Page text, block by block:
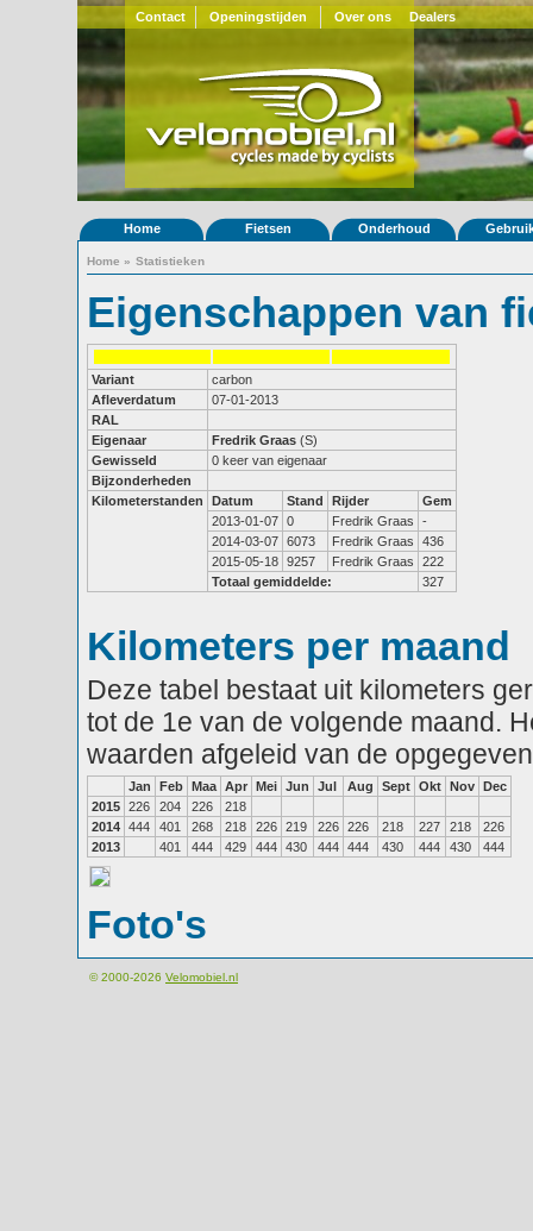
Contact Openingstijden Over ons Dealers
Home Fietsen Onderhoud
Home » Statistieken
Eigenschappen van
Variant
carbon
Afleverdatum
07-01-2013
RAL
Eigenaar
Fredrik Graas (S)
Gewisseld
0 keer van eigenaar
Bijzonderheden
Kilometerstanden
Datum Stand Rijder
Gem
2013-01-07 0 Fredrik Graas
-
2014-03-07 6073 Fredrik Graas
436
2015-05-18 9257 Fredrik Graas
222
Totaal gemiddelde:
327
Kilometers per maand
Deze tabel bestaat uit kilometers
tot de 1e van de volgende maand.
waarden afgeleid van de
Jan Feb Maa Apr Mei Jun Jul Aug Sept Okt Nov Dec
2015 226 204 226
218
2014 444 401 268 218 226 219 226 226 218 227 218
226
2013
401 444 429 444 430 444 444 430 444 430 444
Foto's
© 2000-2026 Velomobiel.nl